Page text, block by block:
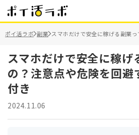
ポイ活ラボ 副業 スマホだけで安全に稼げる副業
するコツの解説付き
スマホだけで安全に稼げ
の？注意点や危険を回避
付き
2024.11.06